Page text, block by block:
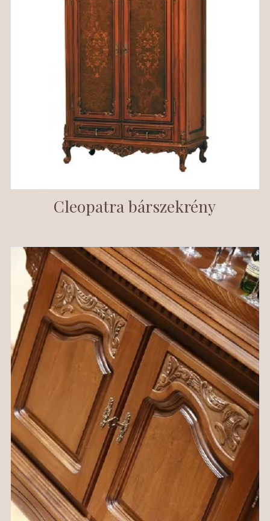
Cleopatra bárszekrény